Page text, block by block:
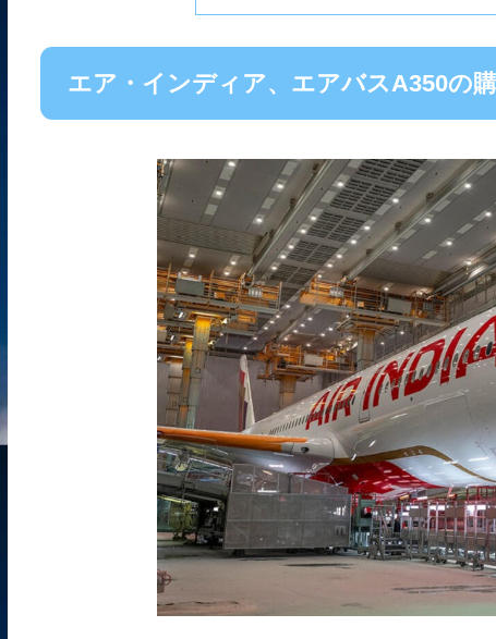
エア・インディア、エアバスA350の